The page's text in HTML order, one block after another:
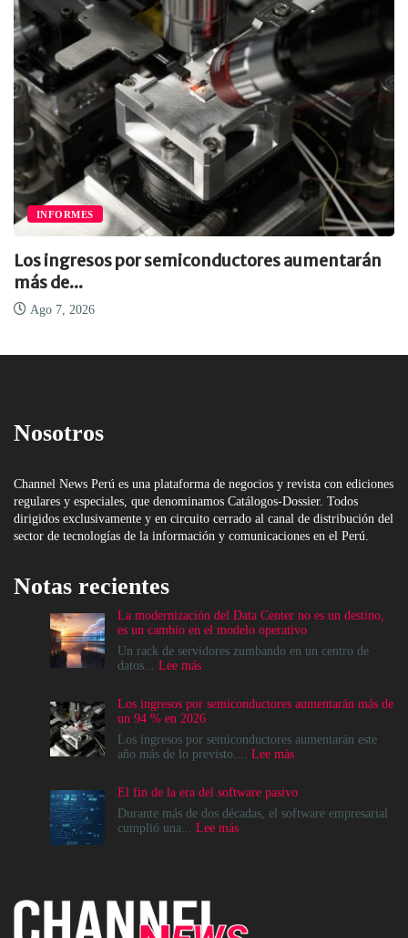
INFORMES
Los ingresos por semiconductores aumentarán
más de...
Ago 7, 2026
Nosotros
Channel News Perú es una plataforma de negocios y revista con ediciones
regulares y especiales, que denominamos Catálogos-Dossier. Todos
dirigidos exclusivamente y en circuito cerrado al canal de distribución del
sector de tecnologías de la información y comunicaciones en el Perú.
Notas recientes
La modernización del Data Center no es un destino,
es un cambio en el modelo operativo
Un rack de servidores zumbando en un centro de
datos... Lee más:
del
Data
Center
no
destino,
es
un
operativo
Los ingresos por semiconductores aumentarán más de
un 94 % en 2026
Los ingresos por semiconductores aumentarán este
año más de lo previsto.... Lee más:
por
semiconductores
El fin de la era del software pasivo
Durante más de dos décadas, el software empresarial
cumplió una... Lee más:
software